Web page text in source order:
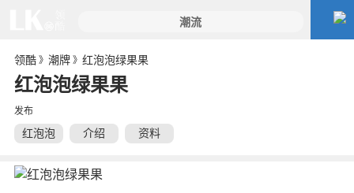
领酷》 潮牌》 红泡泡绿果果
红泡泡绿果果
发布
红泡泡
介绍 资料